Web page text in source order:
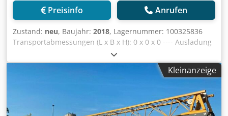
Preisinfo Anrufen
Zustand: neu, Baujahr: 2018, Lagernummer: 100325836
Transportabmessungen (L x B x H): 0 x 0 x 0 ---- Ausladung
62,5m Inkl. Gegenballast Hubwerk 45kW 120HC KUD
Vollsichtkabine Inkl. Funkfernsteuerung mit Rückmeldung
Inkl. Unterwagen mit 4,6m Spur inkl. Spindeln
Standort: Nürnberg Dedpjzkz Nljfx Am Reck
Kleinanzeige